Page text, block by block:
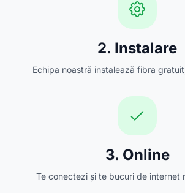
2. Instalare
Echipa noastră instalează fibra
3. Online
Te conectezi și te bucuri de internet